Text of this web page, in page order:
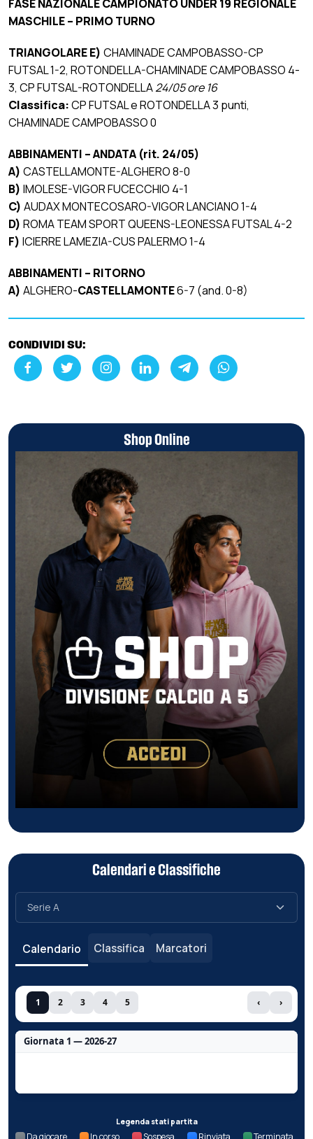
FASE NAZIONALE CAMPIONATO UNDER 19 REGIONALE
MASCHILE – PRIMO TURNO
TRIANGOLARE E) CHAMINADE CAMPOBASSO-CP
FUTSAL 1-2, ROTONDELLA-CHAMINADE CAMPOBASSO 4-
3, CP FUTSAL-ROTONDELLA24/05 ore 16
Classifica:CP FUTSAL e ROTONDELLA 3 punti,
CHAMINADE CAMPOBASSO 0
ABBINAMENTI – ANDATA (rit. 24/05)
A) CASTELLAMONTE-ALGHERO 8-0
B) IMOLESE-VIGOR FUCECCHIO 4-1
C) AUDAX MONTECOSARO-VIGOR LANCIANO 1-4
D) ROMA TEAM SPORT QUEENS-LEONESSA FUTSAL 4-2
F) ICIERRE LAMEZIA-CUS PALERMO 1-4
ABBINAMENTI – RITORNO
A) ALGHERO-CASTELLAMONTE6-7 (and. 0-8)
CONDIVIDI SU:
Shop Online
Calendari e Classifiche
Calendario Classifica Marcatori
1 2 3 4 5 ‹ ›
Giornata 1 — 2026-27
Legenda stati partita